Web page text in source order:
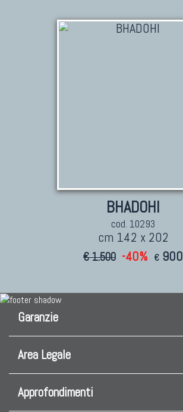
BHADOHI
cod. 10293
cm 142 x 202
€ 1.500 -40% € 900
Garanzie
Area Legale
Approfondimenti